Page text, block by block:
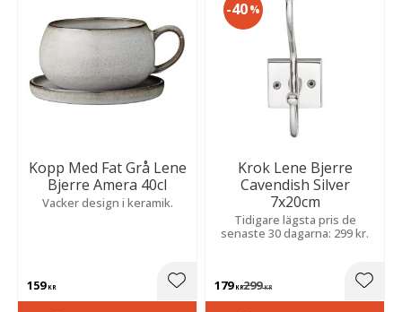
Kopp Med Fat Grå Lene
Bjerre Amera 40cl
Vacker design i keramik.
159KR Lägg till i favoriter
Krok Lene Bjerre
Cavendish Silver
7x20cm
Tidigare lägsta pris de
senaste 30 dagarna: 299 kr.
179KR299KR
40%